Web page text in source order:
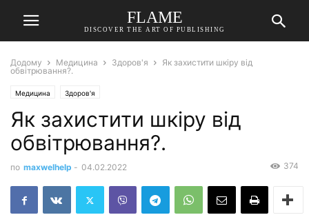
FLAME
DISCOVER THE ART OF PUBLISHING
Додому Медицина Здоров'я
Як захистити шкіру від
обвітрювання?.
Медицина Здоров'я
Як захистити шкіру від
обвітрювання?.
по maxwelhelp - 04.02.2022 374